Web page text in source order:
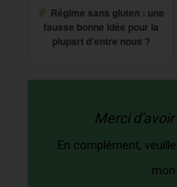
Régime sans gluten : une
fausse bonne idée pour la
plupart d’entre nous ?
Merci
En complément,